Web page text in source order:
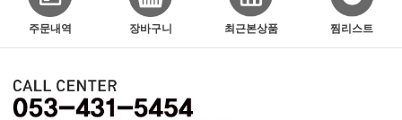
주문내역 장바구니 최근본상품 찜리스트